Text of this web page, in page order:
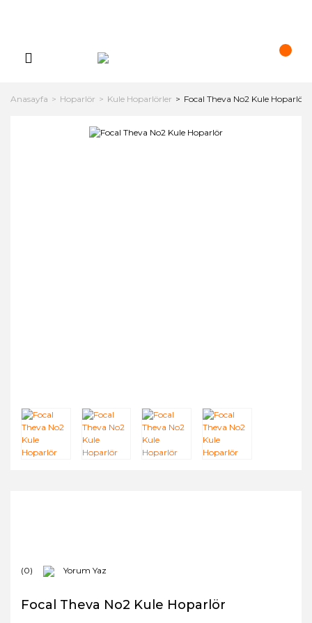
Anasayfa Hoparlör Kule Hoparlörler Focal Theva No2 Kule Hoparlör
(0) Yorum Yaz
Focal Theva No2 Kule Hoparlör